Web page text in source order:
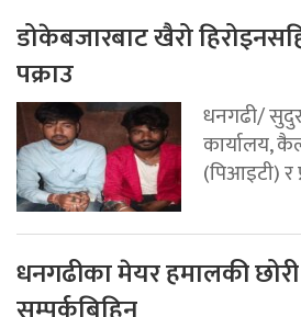
डोकेबजारबाट खैरो
पक्राउ
धनगढी/
कार्यालय,
(पिआइटी) र
धनगढीका मेयर हमालकी